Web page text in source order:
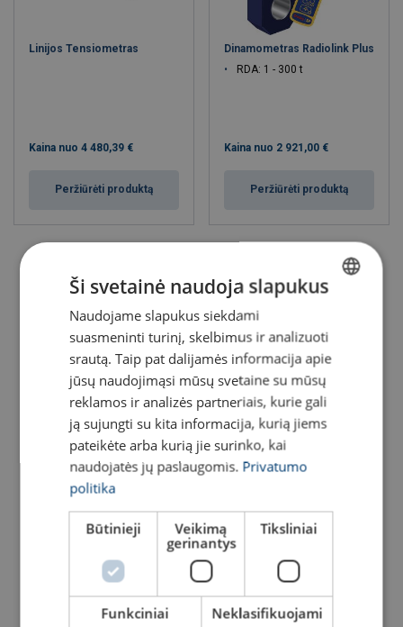
Linijos Tensiometras
Kaina nuo 4 480,39 €
Peržiūrėti produktą
Dinamometras Radiolink Plus
RDA: 1 - 300 t
Kaina nuo 2 921,00 €
Peržiūrėti produktą
LITHUANIAN
ENGLISH TRANSLATION
Ši svetainė naudoja slapukus
Naudojame slapukus siekdami
suasmeninti turinį, skelbimus ir analizuoti
srautą. Taip pat dalijamės informacija apie
jūsų naudojimąsi mūsų svetaine su mūsų
reklamos ir analizės partneriais, kurie gali
ją sujungti su kita informacija, kurią jiems
pateikėte arba kurią jie surinko, kai
naudojatės jų paslaugomis. Privatumo
politika
Būtinieji
Veikimą
gerinantys
Tiksliniai
Funkciniai Neklasifikuojami